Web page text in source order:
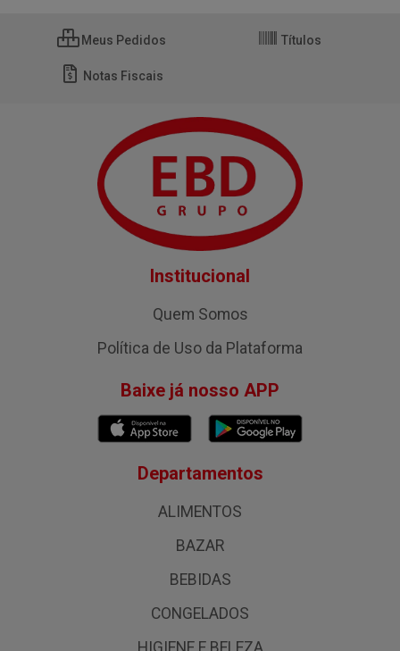
Meus Pedidos Títulos
Notas Fiscais
Institucional
Quem Somos
Política de Uso da Plataforma
Baixe já nosso APP
Departamentos
ALIMENTOS
BAZAR
BEBIDAS
CONGELADOS
HIGIENE E BELEZA